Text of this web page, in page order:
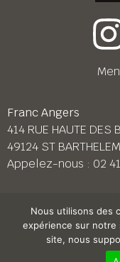
Franc Angers
414 RUE HAUTE DES
49124 ST
Appelez-nous : 02
Franc Le Mans
158 BD PIERRE
72230 ARNAGE
02
Nous utilisons des
expérience sur notre
site, nous